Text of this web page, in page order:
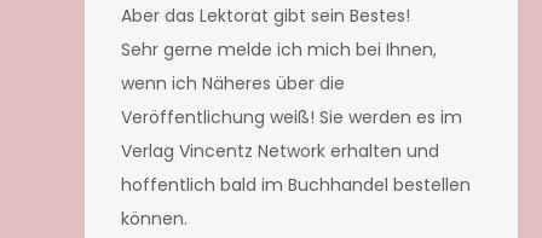
Aber das Lektorat gibt sein Bestes!
Sehr gerne melde ich mich bei Ihnen,
wenn ich Näheres über die
Veröffentlichung weiß! Sie werden es im
Verlag Vincentz Network erhalten und
hoffentlich bald im Buchhandel bestellen
können.